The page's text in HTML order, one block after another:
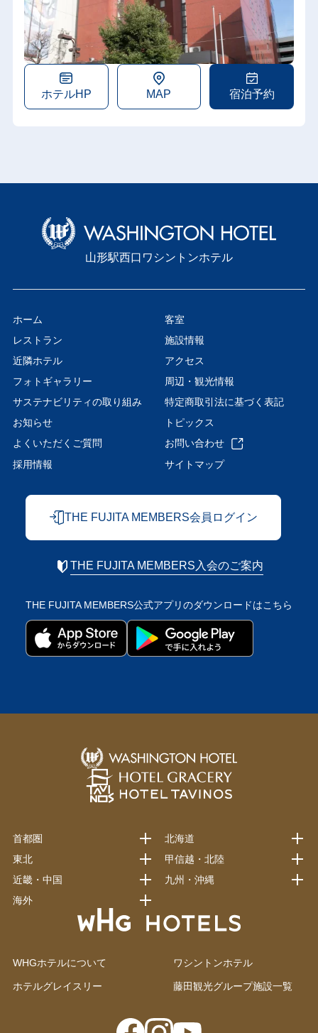
ホテルHP MAP 宿泊予約
山形駅西口ワシントンホテル
ホーム
客室
レストラン
施設情報
近隣ホテル
アクセス
フォトギャラリー
周辺・観光情報
サステナビリティの取り組み
特定商取引法に基づく表記
お知らせ
トピックス
よくいただくご質問
お問い合わせ
採用情報
サイトマップ
THE FUJITA MEMBERS会員ログイン
THE FUJITA MEMBERS入会のご案内
THE FUJITA MEMBERS公式アプリのダウンロードはこちら
WHGホテルについて ワシントンホテル
ホテルグレイスリー 藤田観光グループ施設一覧
首都圏
北海道
東北
甲信越・北陸
近畿・中国
九州・沖縄
海外